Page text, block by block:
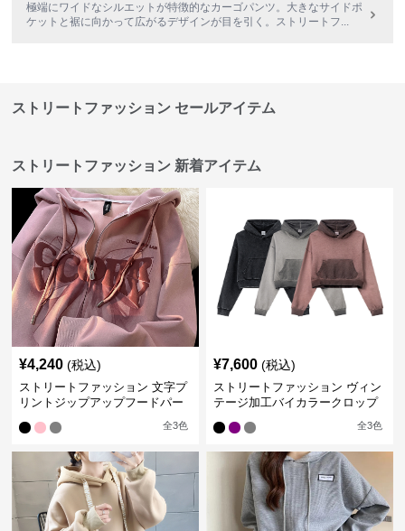
極端にワイドなシルエットが特徴的なカーゴパンツ。大きなサイドポ
ケットと裾に向かって広がるデザインが目を引く。ストリートフ...
ストリートファッション セールアイテム
ストリートファッション 新着アイテム
¥4,240 (税込)
ストリートファッション 文字プ
リントジップアップフードパー
全3色
¥7,600 (税込)
ストリートファッション ヴィン
テージ加工バイカラークロップ
全3色